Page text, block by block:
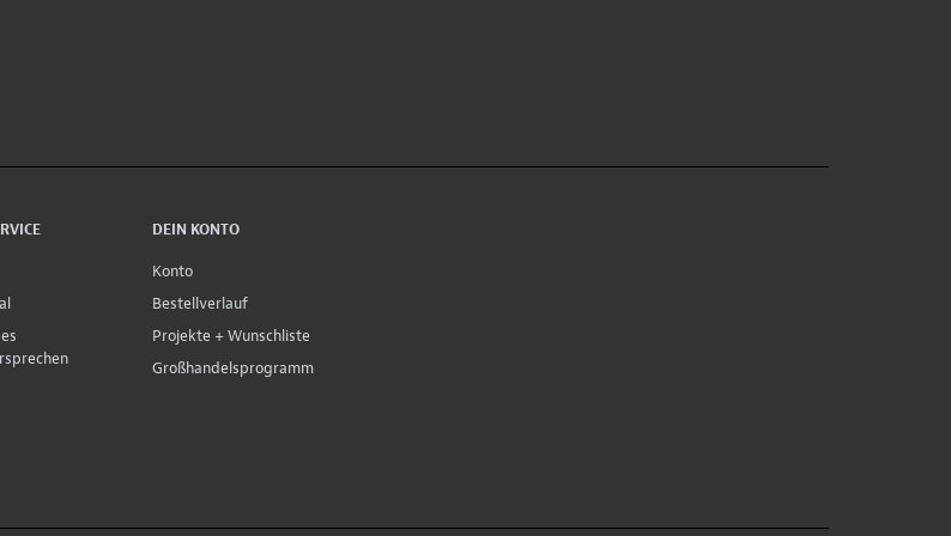
DEIN KONTO
Konto
Bestellverlauf
Projekte + Wunschliste
Großhandelsprogramm